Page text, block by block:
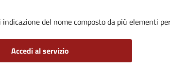
indicazione del nome composto da più elementi
Accedi al servizio